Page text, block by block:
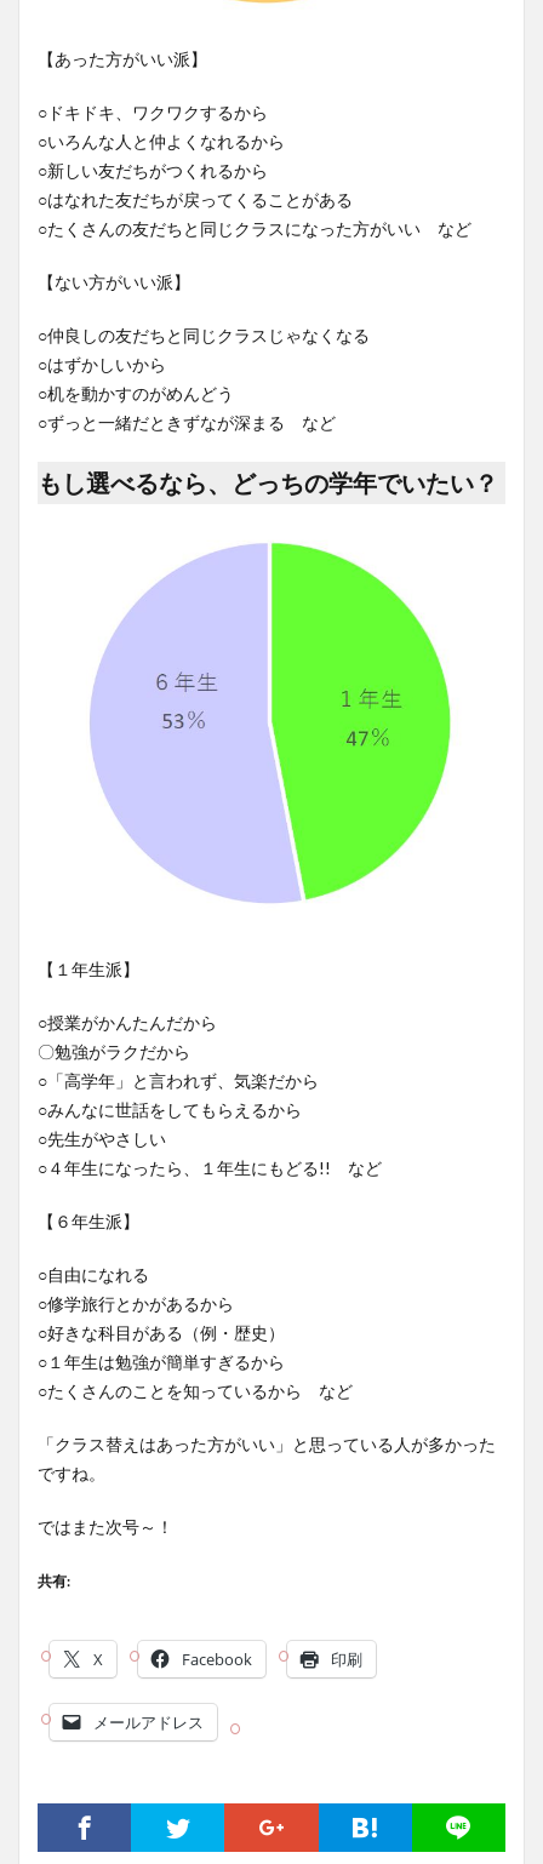
【あった方がいい派】
○ドキドキ、ワクワクするから
○いろんな人と仲よくなれるから
○新しい友だちがつくれるから
○はなれた友だちが戻ってくることがある
○たくさんの友だちと同じクラスになった方がいい など
【ない方がいい派】
○仲良しの友だちと同じクラスじゃなくなる
○はずかしいから
○机を動かすのがめんどう
○ずっと一緒だときずなが深まる など
もし選べるなら、どっちの学年でいたい？
【１年生派】
○授業がかんたんだから
〇勉強がラクだから
○「高学年」と言われず、気楽だから
○みんなに世話をしてもらえるから
○先生がやさしい
○４年生になったら、１年生にもどる!! など
【６年生派】
○自由になれる
○修学旅行とかがあるから
○好きな科目がある（例・歴史）
○１年生は勉強が簡単すぎるから
○たくさんのことを知っているから など
「クラス替えはあった方がいい」と思っている人が多かった
ですね。
ではまた次号～！
共有:
X Facebook 印刷
メールアドレス